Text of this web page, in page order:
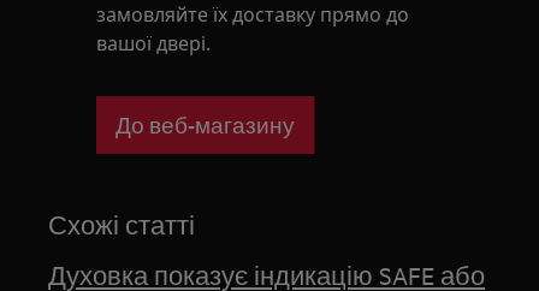
замовляйте їх доставку прямо до
вашої двері.
До веб-магазину
Схожі статті
Духовка показує індикацію SAFE або